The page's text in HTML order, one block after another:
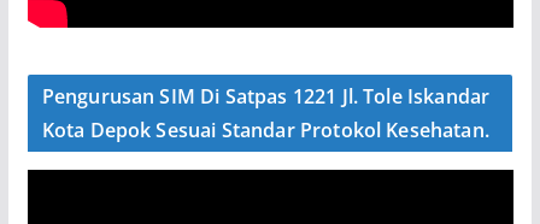
Pengurusan SIM Di Satpas 1221 Jl. Tole Iskandar
Kota Depok Sesuai Standar Protokol Kesehatan.